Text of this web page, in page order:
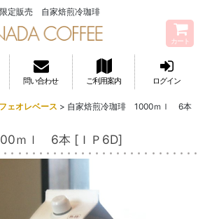
定販売 自家焙煎冷珈琲
カート
問い合わせ ご利用案内 ログイン
ェオレベース > 自家焙煎冷珈琲 1000ｍｌ 6本
ｍｌ 6本 [ ＩＰ6D]